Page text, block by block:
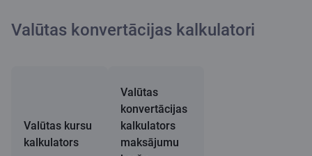
Valūtas konvertācijas kalkulatori
Valūtas kursu
kalkulators
Valūtas
konvertācijas
kalkulators
maksājumu